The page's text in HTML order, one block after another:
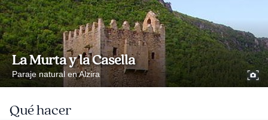
La Murta y la Casella
Paraje natural en Alzira
Qué hacer